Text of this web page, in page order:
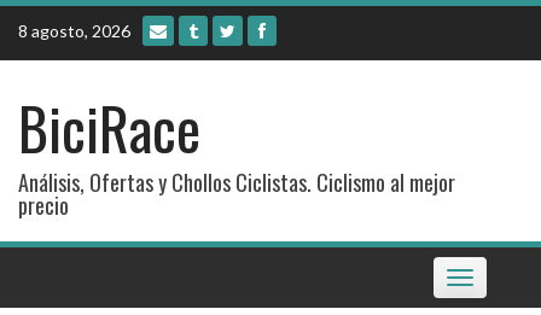
Skip
content
8 agosto, 2026
BiciRace
Análisis, Ofertas y Chollos Ciclistas. Ciclismo al mejor
precio
Toggle
navigation